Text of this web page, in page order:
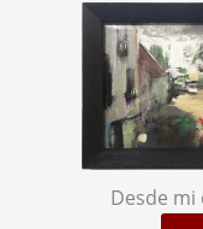
Desde mi